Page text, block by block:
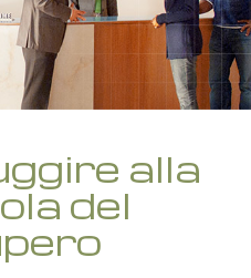
Tutte le zone/lingue
alla
del